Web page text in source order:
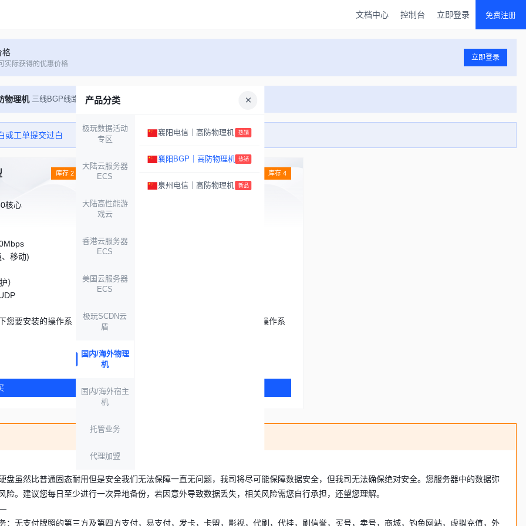
文档中心 控制台 立即登录 免费注册
格
实际获得的优惠价格
立即登录
产品分类
极玩数据活动
专区
大陆云服务器
ECS
大陆高性能游
戏云
香港云服务器
ECS
美国云服务器
ECS
极玩SCDN云
盾
国内/海外物理
机
国内/海外宿主
机
托管业务
代理加盟
襄阳电信｜高防物理机 热销
襄阳BGP｜高防物理机 热销
泉州电信｜高防物理机 新品
物理机 三线BGP线路
或工单提交过白
库存 2
核心
移动)
）
您要安装的操作系
库存 4
CPU：金牌Gold 6144*2｜64核心
带宽：上行50Mbps/下行100Mbps
赠送防御：500G（DDoS防护）
注：下单后提交工单说明一下您要安装的操作系
¥899.00
盘虽然比普通固态耐用但是安全我们无法保障一直无问题，我司将尽可能保障数据安全，但我司无法确保绝对安全。您服务器中的数据弥
险。建议您每日至少进行一次异地备份，若因意外导致数据丢失，相关风险需您自行承担，还望您理解。
：无支付牌照的第三方及第四方支付，易支付，发卡，卡盟，影视，代刷，代挂，刷信誉，买号，卖号，商城，钓鱼网站，虚拟充值，外